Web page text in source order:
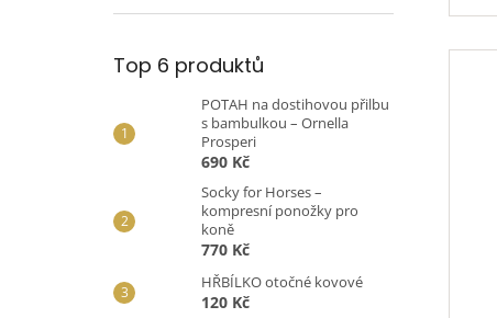
Top 6 produktů
POTAH na dostihovou přilbu
s bambulkou – Ornella
Prosperi
690 Kč
Socky for Horses –
kompresní ponožky pro
koně
770 Kč
HŘBÍLKO otočné kovové
120 Kč